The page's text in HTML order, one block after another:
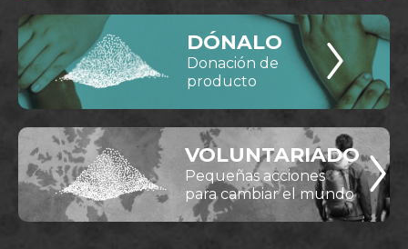
DÓNALO
Donación de
producto
VOLUNTARIADO
Pequeñas acciones
para cambiar el mundo